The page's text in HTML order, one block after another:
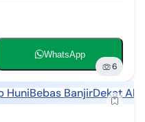
WhatsApp
6
HuniBebas BanjirDekat